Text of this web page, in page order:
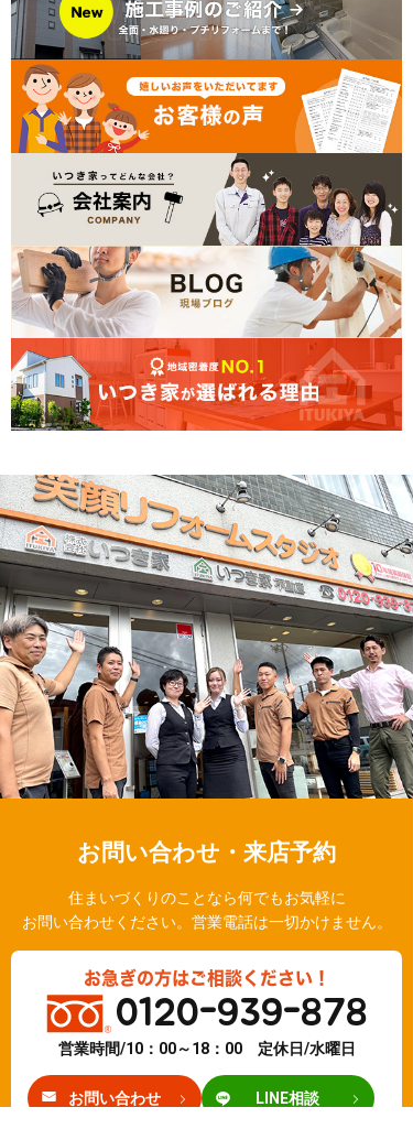
お問い合わせ・来店予約
住まいづくりのことなら何でもお気軽に
お問い合わせください。営業電話は一切かけません。
お急ぎの方はご相談ください！
0120-939-878
営業時間/10：00～18：00 定休日/水曜日
お問い合わせ LINE相談